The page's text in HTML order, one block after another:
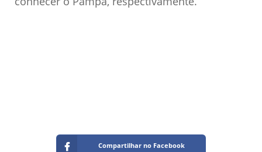
Compartilhar no Facebook